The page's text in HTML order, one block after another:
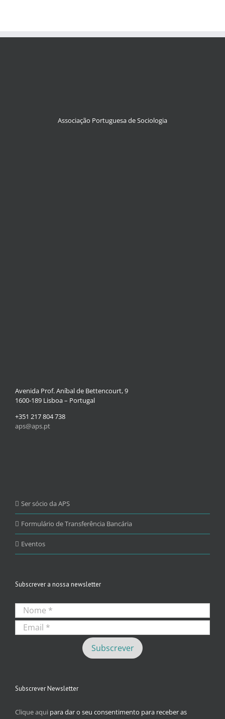
Associação Portuguesa de Sociologia
Avenida Prof. Aníbal de Bettencourt, 9
1600-189 Lisboa – Portugal
+351 217 804 738
aps@aps.pt
Ser sócio da APS
Formulário de Transferência Bancária
Eventos
Subscrever a nossa newsletter
Subscrever Newsletter
Clique aqui para dar o seu consentimento para receber as